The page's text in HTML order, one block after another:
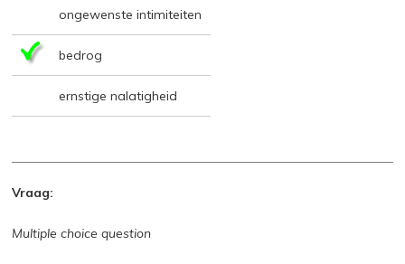
ongewenste intimiteiten
bedrog
ernstige nalatigheid
Vraag:
Multiple choice question